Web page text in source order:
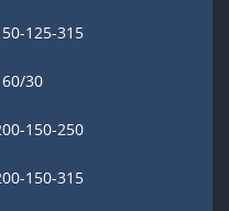
125-315
30
150-250
150-315